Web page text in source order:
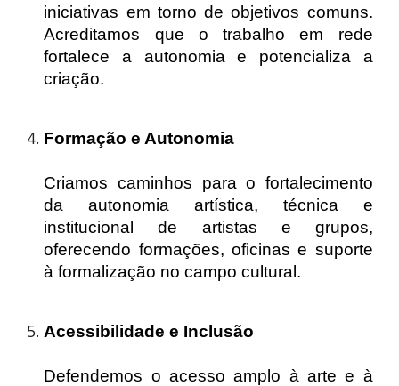
iniciativas em torno de objetivos comuns.
Acreditamos que o trabalho em rede
fortalece a autonomia e potencializa a
criação.
Formação e Autonomia
Criamos caminhos para o fortalecimento
da autonomia artística, técnica e
institucional de artistas e grupos,
oferecendo formações, oficinas e suporte
à formalização no campo cultural.
Acessibilidade e Inclusão
Defendemos o acesso amplo à arte e à